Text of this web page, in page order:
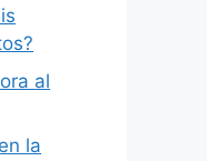
al
la